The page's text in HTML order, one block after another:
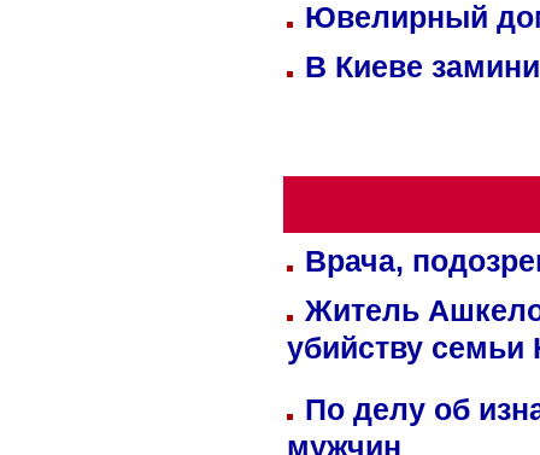
Ювелирный
В Киеве
Врача,
Житель
убийству семьи
По делу об